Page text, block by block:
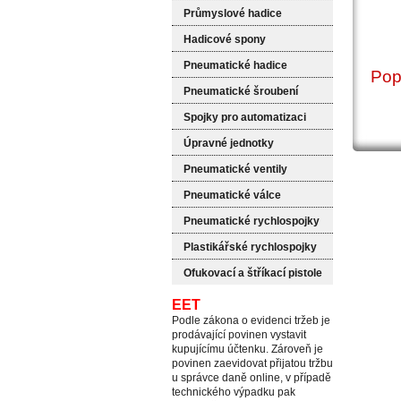
Průmyslové hadice
Hadicové spony
Pneumatické hadice
Pneumatické šroubení
Spojky pro automatizaci
Úpravné jednotky
Pneumatické ventily
Pneumatické válce
Pneumatické rychlospojky
Plastikářské rychlospojky
Ofukovací a štříkací pistole
EET
Podle zákona o evidenci tržeb je
prodávající povinen vystavit
kupujícímu účtenku. Zároveň je
povinen zaevidovat přijatou tržbu
u správce daně online, v případě
technického výpadku pak